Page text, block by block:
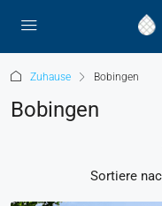
Zuhause Bobingen
Bobingen
Sortiere